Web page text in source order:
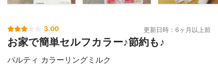
3.00 更新日時：6ヶ月以上前
お家で簡単セルフカラー♪節約も♪
パルティ カラーリングミルク